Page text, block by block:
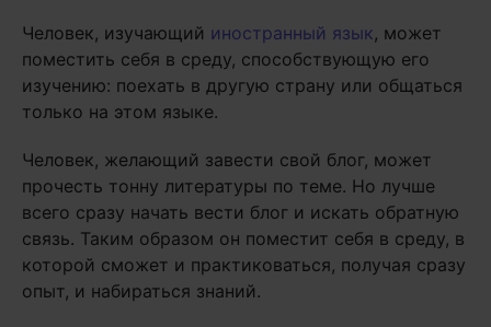
Человек, изучающий иностранный язык, может
поместить себя в среду, способствующую его
изучению: поехать в другую страну или общаться
только на этом языке.
Человек, желающий завести свой блог, может
прочесть тонну литературы по теме. Но лучше
всего сразу начать вести блог и искать обратную
связь. Таким образом он поместит себя в среду, в
которой сможет и практиковаться, получая сразу
опыт, и набираться знаний.